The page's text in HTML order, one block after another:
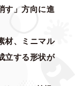
す」方向に進
材、ミニマル
立する形状が